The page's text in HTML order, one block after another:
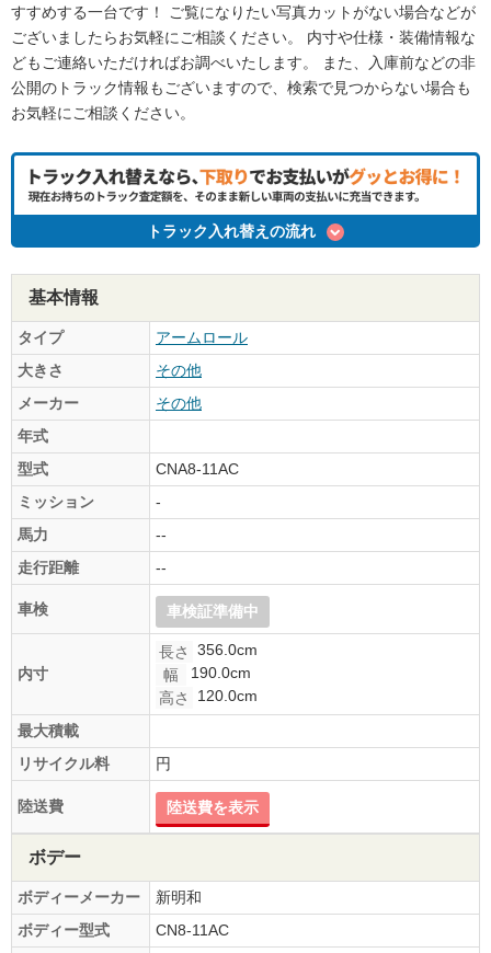
すすめする一台です！ ご覧になりたい写真カットがない場合などが
ございましたらお気軽にご相談ください。 内寸や仕様・装備情報な
どもご連絡いただければお調べいたします。 また、入庫前などの非
公開のトラック情報もございますので、検索で見つからない場合も
お気軽にご相談ください。
トラック入れ替えの流れ
基本情報
タイプ
アームロール
大きさ
その他
メーカー
その他
年式
型式
CNA8-11AC
ミッション
-
馬力
--
走行距離
--
車検 車検証準備中
内寸
長さ
356.0cm
幅
190.0cm
高さ
120.0cm
最大積載
リサイクル料
円
陸送費 陸送費を表示
ボデー
ボディーメーカー
新明和
ボディー型式
CN8-11AC